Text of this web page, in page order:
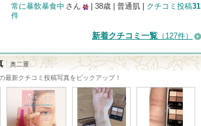
常に暴飲暴食中 さん
上
の
ン
バ
| 38歳 | 普通肌 | クチコミ投稿31
件
新着クチコミ一覧 （127件）
奥二重
最新クチコミ投稿写真をピックアップ！